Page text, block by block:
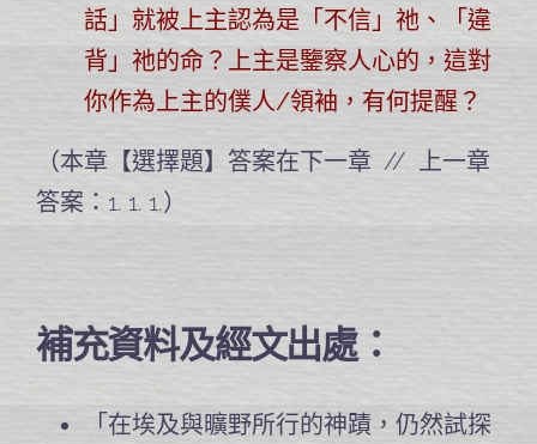
話」就被上主認為是「不信」祂、「違
背」祂的命？上主是鑒察人心的，這對
你作為上主的僕人/領袖，有何提醒？
（本章【選擇題】答案在下一章 // 上一章
答案：1. 1. 1.）
補充資料及經文出處：
「在埃及與曠野所行的神蹟，仍然試探